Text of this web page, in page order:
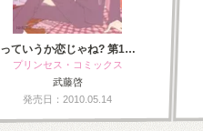
っていうか恋じゃね? 第1…
プリンセス・コミックス
武藤啓
発売日：2010.05.14